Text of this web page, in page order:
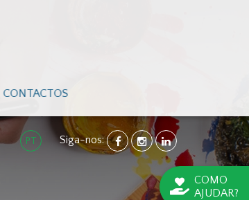
PT Siga-nos: FACEBOOKINSTAGRAM
LINKEDIN
CONTACTOS
COMO
AJUDAR?